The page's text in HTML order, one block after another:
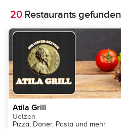
20Restaurants gefunden
Atila Grill
Uelzen
Pizza, Döner, Pasta und mehr